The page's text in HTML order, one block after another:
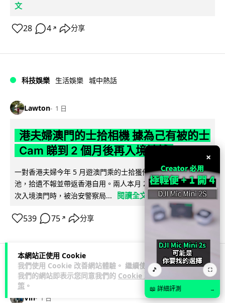
本網站正使用 Cookie
我們使用 Cookie 改善網站體驗。 繼續使用
我們的網站即表示您同意我們的 Cookie 政
策 。
文
28 4 ↗ 分享
科技娛樂 生活娛樂 城中熱話
Lawton 1 日
港夫婦澳門的士拾相機 據為己有被的士
Cam 睇到 2 個月後再入境被捕
一對香港夫婦今年 5 月遊澳門乘的士拾獲他人遺留相機及電
池，拾遺不報並帶返香港自用。兩人本月 2 日經港珠澳大橋再
次入境澳門時，被治安警察局...
閱讀全文
539 75 ↗ 分享
3C科技 家居無線
Vin 1 日
×
🎵 ⛶
📖 詳細評測 →